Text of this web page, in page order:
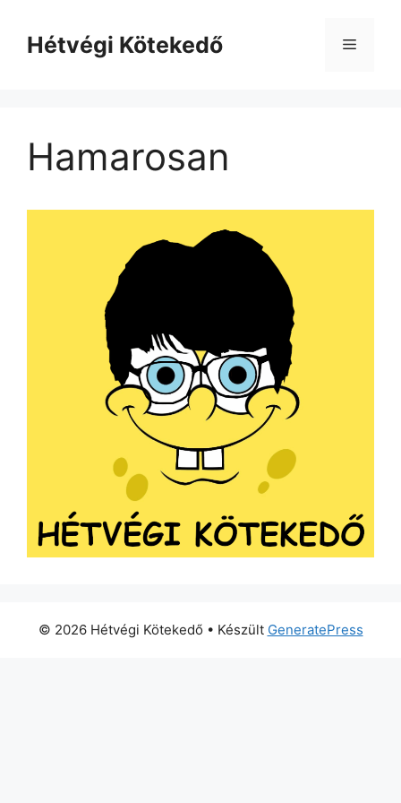
tartalomba
Hétvégi Kötekedő Menü
Hamarosan
© 2026 Hétvégi Kötekedő • Készült GeneratePress